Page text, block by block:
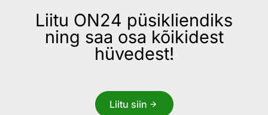
Liitu ON24 püsikliendiks
ning saa osa kõikidest
hüvedest!
Liitu siin